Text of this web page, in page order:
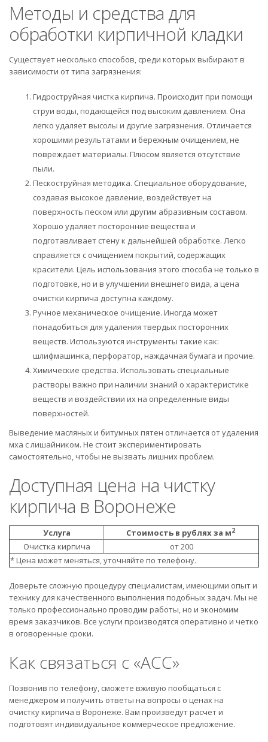
Методы и средства для
обработки кирпичной кладки
Существует несколько способов, среди которых выбирают в
зависимости от типа загрязнения:
Гидроструйная чистка кирпича. Происходит при помощи
струи воды, подающейся под высоким давлением. Она
легко удаляет высолы и другие загрязнения. Отличается
хорошими результатами и бережным очищением, не
повреждает материалы. Плюсом является отсутствие
пыли.
Пескоструйная методика. Специальное оборудование,
создавая высокое давление, воздействует на
поверхность песком или другим абразивным составом.
Хорошо удаляет посторонние вещества и
подготавливает стену к дальнейшей обработке. Легко
справляется с очищением покрытий, содержащих
красители. Цель использования этого способа не только в
подготовке, но и в улучшении внешнего вида, а цена
очистки кирпича доступна каждому.
Ручное механическое очищение. Иногда может
понадобиться для удаления твердых посторонних
веществ. Используются инструменты такие как:
шлифмашинка, перфоратор, наждачная бумага и прочие.
Химические средства. Использовать специальные
растворы важно при наличии знаний о характеристике
веществ и воздействии их на определенные виды
поверхностей.
Выведение масляных и битумных пятен отличается от удаления
мха с лишайником. Не стоит экспериментировать
самостоятельно, чтобы не вызвать лишних проблем.
Доступная цена на чистку
кирпича в Воронеже
Услуга Стоимость в рублях за м2
Очистка кирпича
от 200
* Цена может меняться, уточняйте по телефону.
Доверьте сложную процедуру специалистам, имеющими опыт и
технику для качественного выполнения подобных задач. Мы не
только профессионально проводим работы, но и экономим
время заказчиков. Все услуги производятся оперативно и четко
в оговоренные сроки.
Как связаться с «АСС»
Позвонив по телефону, сможете вживую пообщаться с
менеджером и получить ответы на вопросы о ценах на
очистку кирпича в Воронеже. Вам произведут расчет и
подготовят индивидуальное коммерческое предложение.